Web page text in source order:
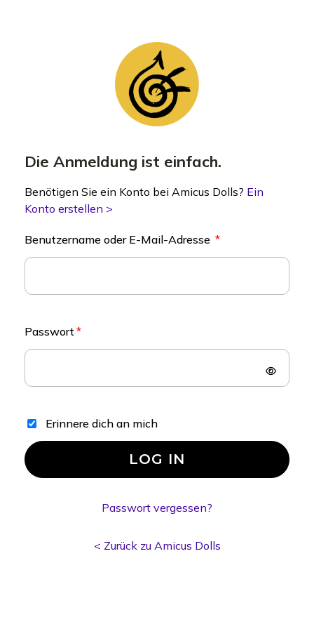
Die Anmeldung ist einfach.
Benötigen Sie ein Konto bei Amicus Dolls? Ein
Konto erstellen >
Benutzername oder E-Mail-Adresse
Passwort
Erinnere dich an mich
LOG IN
Passwort vergessen?
< Zurück zu Amicus Dolls